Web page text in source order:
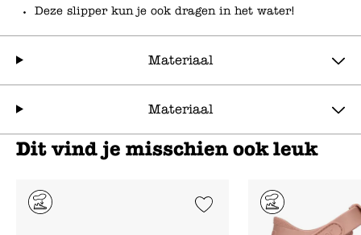
Deze slipper kun je ook dragen in het water!
Materiaal
Materiaal
Dit vind je misschien ook leuk
Add to Wishlist